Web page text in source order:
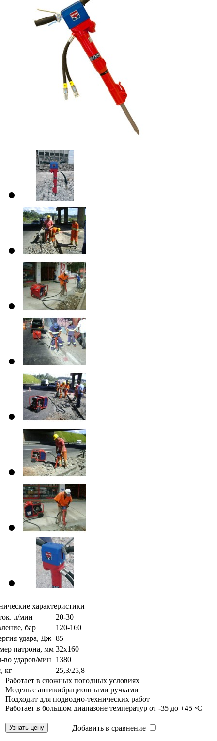
характеристики
л/мин
20-30
бар
120-160
удара, Дж 85
патрона, мм 32х160
во ударов/мин
1380
кг
25,3/25,8
Работает в сложных погодных условиях
Модель с антивибрационными ручками
Подходит для подводно-технических работ
Работает в большом диапазоне температур от -35 до +45 ◦С
Добавить в сравнение